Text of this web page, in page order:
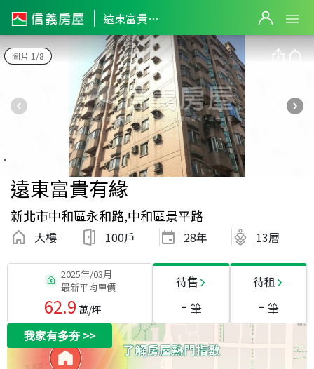
遠東富貴有緣
圖片 1/8
遠東富貴有緣
新北市中和區永和路,中和區景平路
大樓 100戶 28年 13層
2025年/03月
最新平均單價
62.9 萬/坪
待售
- 筆
待租
- 筆
我家有多夯>>